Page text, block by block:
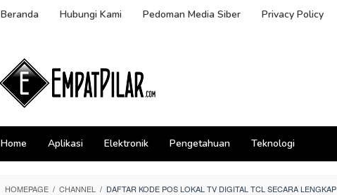
Beranda Hubungi Kami Pedoman Media Siber Privacy Policy
Home Aplikasi Elektronik Pengetahuan Teknologi
HOMEPAGE / CHANNEL / DAFTAR KODE POS LOKAL TV DIGITAL TCL SECARA LENGKAP